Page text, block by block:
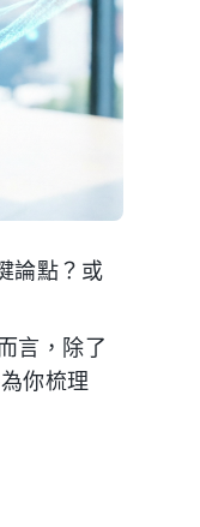
論點？或
言，除了
你梳理